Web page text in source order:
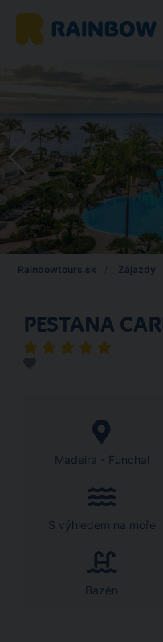
Rainbowtours.sk Zájazdy
PESTANA
Madeira - Funchal
S výhledem na moře
Bazén